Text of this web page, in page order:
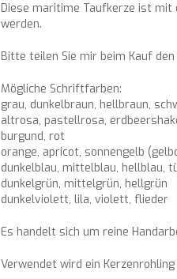
Diese maritime Taufkerze ist mit
werden.
Bitte teilen Sie mir beim Kauf
Mögliche Schriftfarben:
grau, dunkelbraun, hellbraun,
altrosa, pastellrosa,
burgund, rot
orange, apricot, sonnengelb
dunkelblau, mittelblau, hellblau,
dunkelgrün, mittelgrün, hellgrün
dunkelviolett, lila, violett, flieder
Es handelt sich um reine
Verwendet wird ein